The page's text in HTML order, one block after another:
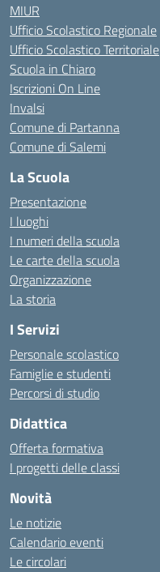
MIUR
Ufficio Scolastico Regionale
Ufficio Scolastico Territoriale
Scuola in Chiaro
Iscrizioni On Line
Invalsi
Comune di Partanna
Comune di Salemi
La Scuola
Presentazione
I luoghi
I numeri della scuola
Le carte della scuola
Organizzazione
La storia
I Servizi
Personale scolastico
Famiglie e studenti
Percorsi di studio
Didattica
Offerta formativa
I progetti delle classi
Novità
Le notizie
Calendario eventi
Le circolari